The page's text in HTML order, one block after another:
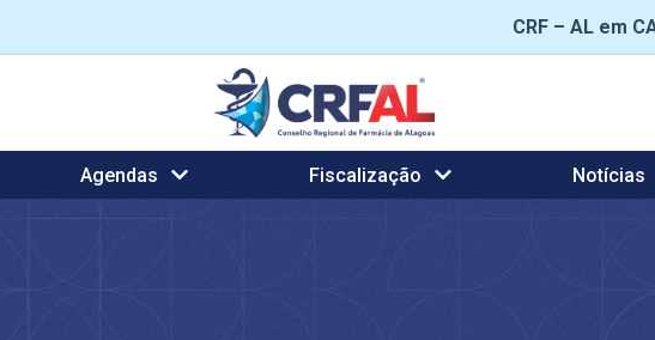
CRF – AL em
Agendas Fiscalização Notícias